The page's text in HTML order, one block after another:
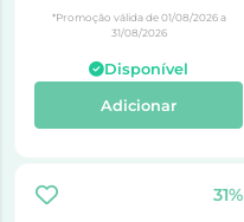
*Promoção válida de 01/08/2026 a
31/08/2026
Disponível
Adicionar
31%